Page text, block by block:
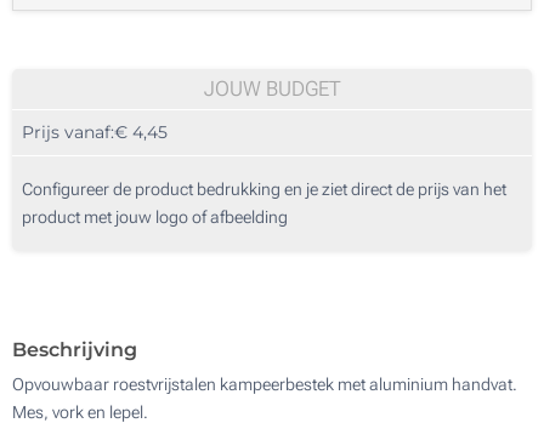
Digitale full colour transfer (Op de etui)
20
100
JOUW BUDGET
Prijs vanaf:€ 4,45
Configureer de product bedrukking en je ziet direct de prijs van het
product met jouw logo of afbeelding
Beschrijving
Opvouwbaar roestvrijstalen kampeerbestek met aluminium handvat.
Mes, vork en lepel.